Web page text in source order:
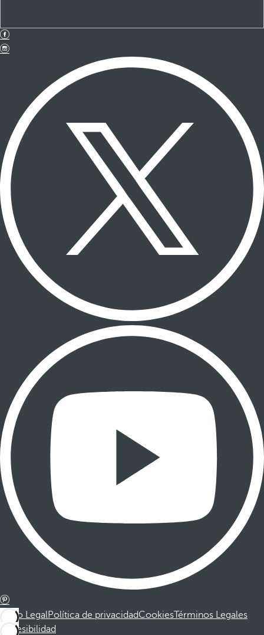
Aviso LegalPolítica de privacidadCookiesTérminos Legales
Accesibilidad